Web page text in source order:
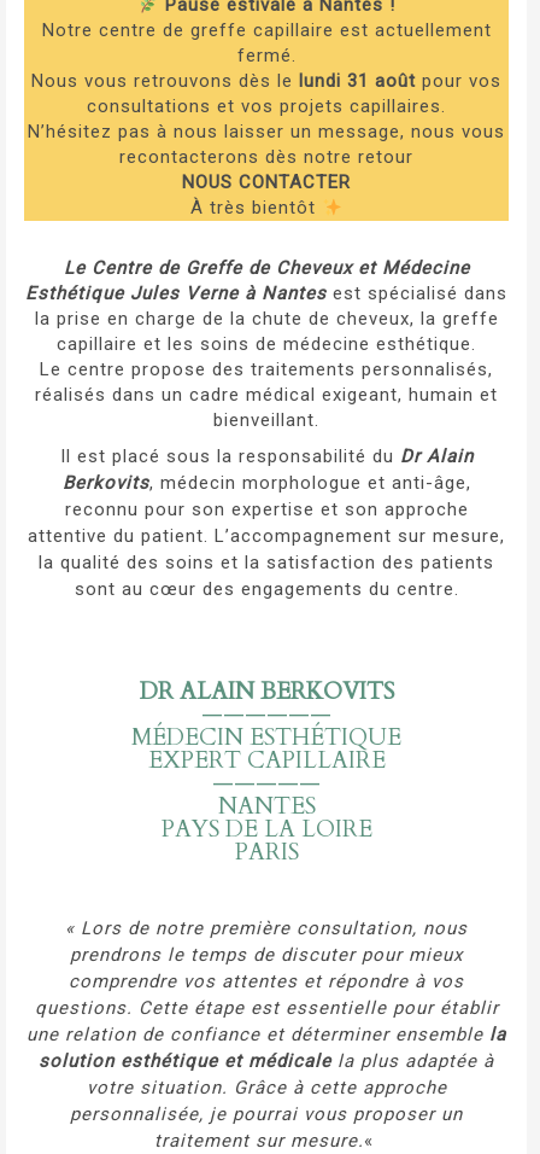
Pause estivale à Nantes !
Notre centre de greffe capillaire est actuellement
fermé.
Nous vous retrouvons dès le
lundi 31 août pour vos
consultations et vos projets capillaires.
N’hésitez pas à nous laisser un message, nous vous
recontacterons dès notre retour
NOUS CONTACTER
À très bientôt
Le Centre de Greffe de Cheveux et Médecine
Esthétique Jules Verne à Nantes est spécialisé dans
la prise en charge de la chute de cheveux, la greffe
capillaire et les soins de médecine esthétique.
Le centre propose des traitements personnalisés,
réalisés dans un cadre médical exigeant, humain et
bienveillant.
Il est placé sous la responsabilité du Dr Alain
Berkovits, médecin morphologue et anti-âge,
reconnu pour son expertise et son approche
attentive du patient. L’accompagnement sur mesure,
la qualité des soins et la satisfaction des patients
sont au cœur des engagements du centre.
DR ALAIN BERKOVITS
——————
MÉDECIN ESTHÉTIQUE
EXPERT CAPILLAIRE
—————
NANTES
PAYS DE LA LOIRE
PARIS
« Lors de notre première consultation, nous
prendrons le temps de discuter pour mieux
comprendre vos attentes et répondre à vos
questions. Cette étape est essentielle pour établir
une relation de confiance et déterminer ensemble la
solution esthétique et médicalela plus adaptée à
votre situation. Grâce à cette approche
personnalisée, je pourrai vous proposer un
traitement sur mesure.«